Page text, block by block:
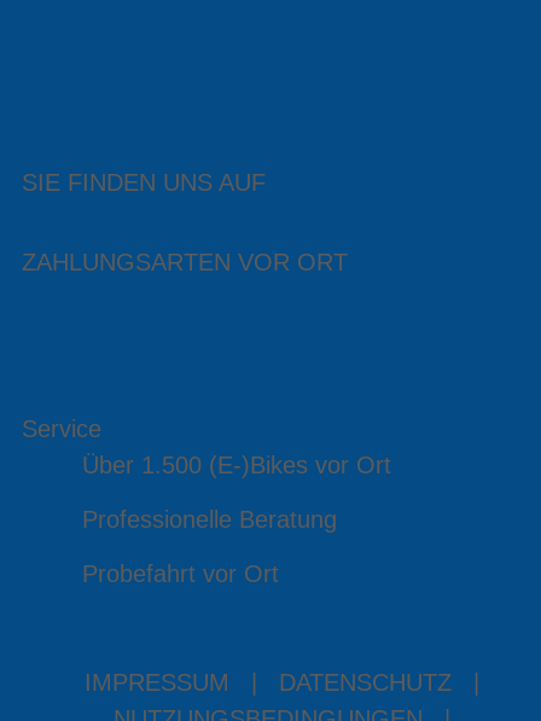
SIE FINDEN UNS AUF
ZAHLUNGSARTEN VOR ORT
Service
Über 1.500 (E-)Bikes vor Ort
Professionelle Beratung
Probefahrt vor Ort
IMPRESSUM DATENSCHUTZ